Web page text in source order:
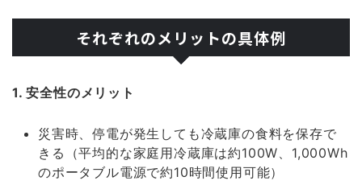
それぞれのメリットの具体例
1. 安全性のメリット
災害時、停電が発生しても冷蔵庫の食料を保存で
きる（平均的な家庭用冷蔵庫は約100W、1,000Wh
のポータブル電源で約10時間使用可能）